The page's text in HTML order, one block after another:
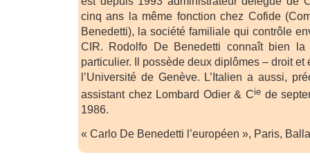
cinq ans la même fonction chez Cofide
Benedetti), la société familiale qui contrôle
CIR. Rodolfo De Benedetti connaît bien
particulier. Il possède deux diplômes – droit
l’Université de Genève. L’Italien a aussi,
assistant chez Lombard Odier & Cie de
1986.
« Carlo De Benedetti l’européen », Paris,